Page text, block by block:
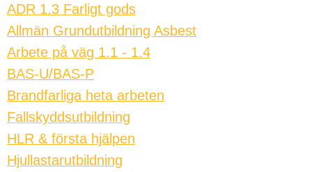
ADR 1.3 Farligt gods
Allmän Grundutbildning Asbest
Arbete på väg 1.1 - 1.4
BAS-U/BAS-P
Brandfarliga heta arbeten
Fallskyddsutbildning
HLR & första hjälpen
Hjullastarutbildning